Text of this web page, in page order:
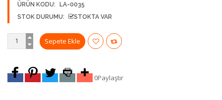
ÜRÜN KODU:
LA-0035
STOK DURUMU:
STOKTA VAR
0Paylaştır